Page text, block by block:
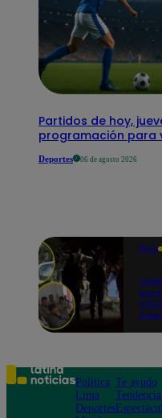
Partidos de hoy,
programación para
Deportes 06 de agosto 2026
Perú
Política
Lima
Deportes
Te ayudo